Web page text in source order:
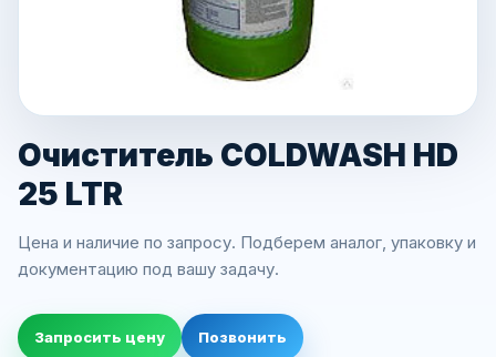
Очиститель COLDWASH HD
25 LTR
Цена и наличие по запросу. Подберем аналог, упаковку и
документацию под вашу задачу.
Запросить цену Позвонить